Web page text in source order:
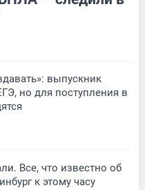
выпускник
но для поступления в
Все, что известно об
к этому часу